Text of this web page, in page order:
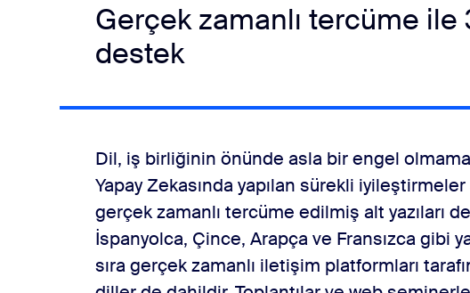
Gerçek zamanlı tercüme
destek
Dil, iş birliğinin önünde asla bir engel
Yapay Zekasında yapılan sürekli
gerçek zamanlı tercüme edilmiş alt yazıları
İspanyolca, Çince, Arapça ve Fransızca gibi
sıra gerçek zamanlı iletişim platformları